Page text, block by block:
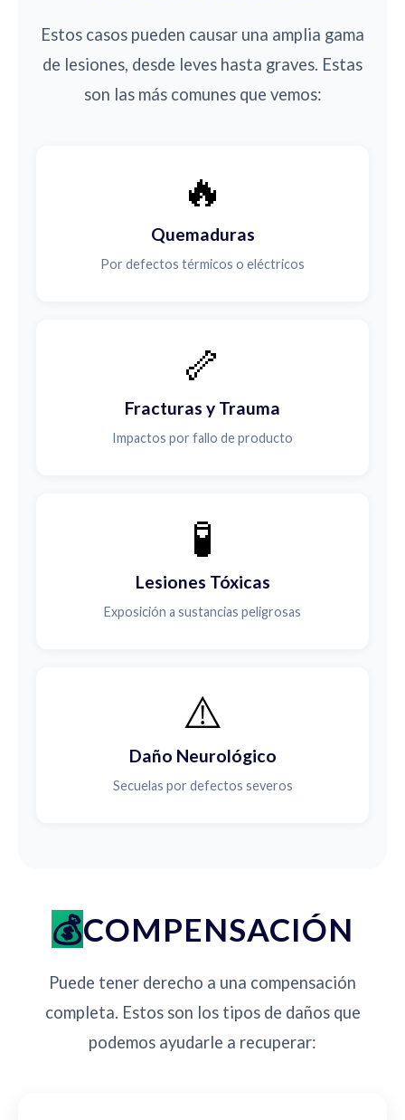
Estos casos pueden causar una amplia gama
de lesiones, desde leves hasta graves. Estas
son las más comunes que vemos:
🔥
Quemaduras
Por defectos térmicos o eléctricos
🦴
Fracturas y Trauma
Impactos por fallo de producto
🧪
Lesiones Tóxicas
Exposición a sustancias peligrosas
⚠️
Daño Neurológico
Secuelas por defectos severos
COMPENSACIÓN
Puede tener derecho a una compensación
completa. Estos son los tipos de daños que
podemos ayudarle a recuperar: